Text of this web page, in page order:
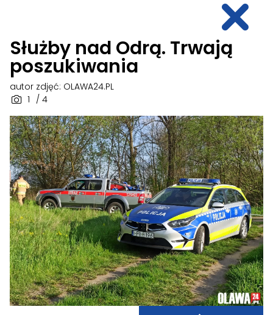
Służby nad Odrą. Trwają
poszukiwania
1 / 4
autor zdjęć: OLAWA24.PL